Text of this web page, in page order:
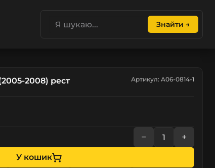
Знайти →
2008) рест
Артикул: A06-0814-1
− +
У кошик